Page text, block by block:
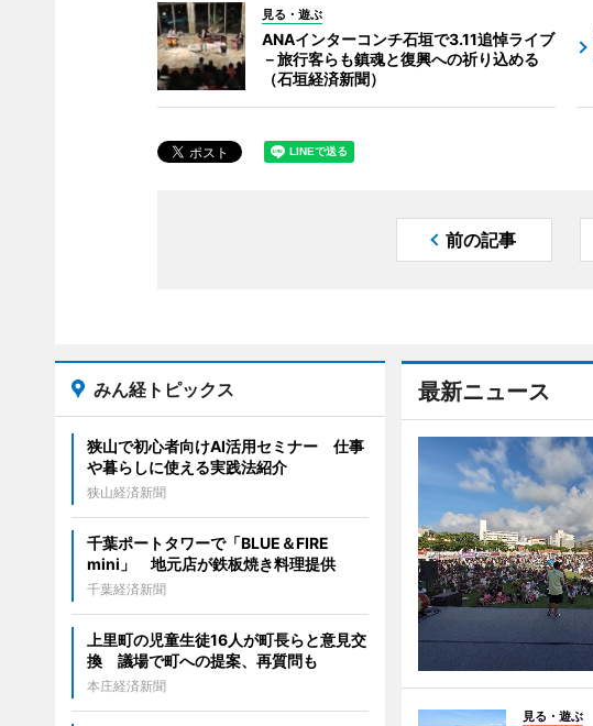
見る・遊ぶ
ANAインターコンチ石垣で3.11追悼ライブ
－旅行客らも鎮魂と復興への祈り込める
（石垣経済新聞）
前の記事
最新ニュース
見る・遊ぶ
みん経トピックス
狭山で初心者向けAI活用セミナー 仕事
や暮らしに使える実践法紹介
狭山経済新聞
千葉ポートタワーで「BLUE＆FIRE
mini」 地元店が鉄板焼き料理提供
千葉経済新聞
上里町の児童生徒16人が町長らと意見交
換 議場で町への提案、再質問も
本庄経済新聞